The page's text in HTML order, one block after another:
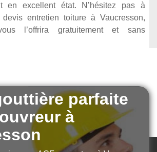
en excellent état. N’hésitez pas à
entretien toiture à Vaucresson,
l’offrira gratuitement et sans
parfaite
à